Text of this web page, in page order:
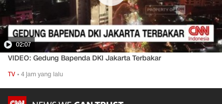
02:07
VIDEO: Gedung Bapenda DKI Jakarta Terbakar
TV •4 jam yang lalu